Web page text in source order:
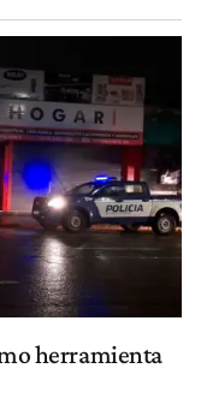
herramienta